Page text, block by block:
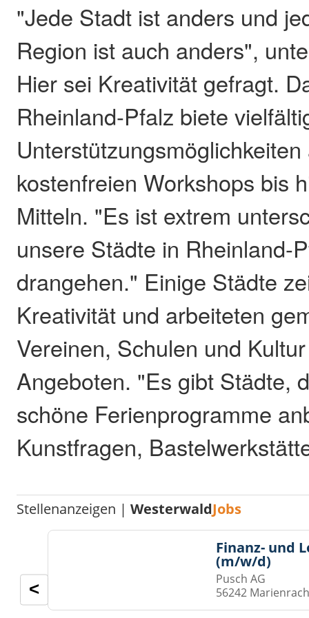
"Jede Stadt ist anders und
Region ist auch anders",
Hier sei Kreativität gefragt.
Rheinland-Pfalz biete
kostenfreien Workshops bis
Mitteln. "Es ist extrem
unsere Städte in Rheinland-
drangehen." Einige Städte
Kreativität und arbeiteten
Vereinen, Schulen und
Angeboten. "Es gibt Städte,
schöne Ferienprogramme
Kunstfragen,
Stellenanzeigen |WesterwaldJobs
Finanz- und
(m/w/d)
Pusch AG
56242
<